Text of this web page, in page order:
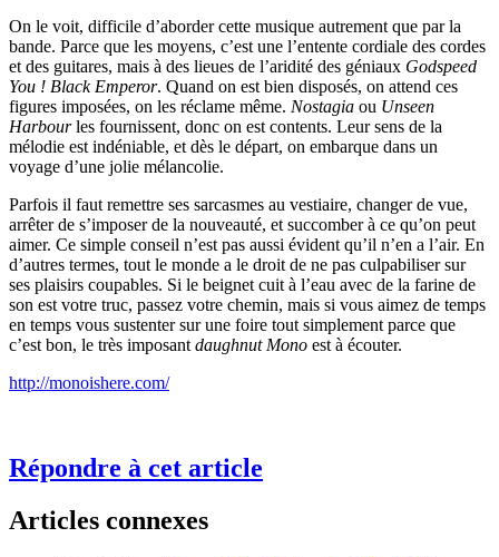
On le voit, difficile d’aborder cette musique autrement que par la
bande. Parce que les moyens, c’est une l’entente cordiale des cordes
et des guitares, mais à des lieues de l’aridité des géniaux Godspeed
You ! Black Emperor. Quand on est bien disposés, on attend ces
figures imposées, on les réclame même. Nostagia ou Unseen
Harbourles fournissent, donc on est contents. Leur sens de la
mélodie est indéniable, et dès le départ, on embarque dans un
voyage d’une jolie mélancolie.
Parfois il faut remettre ses sarcasmes au vestiaire, changer de vue,
arrêter de s’imposer de la nouveauté, et succomber à ce qu’on peut
aimer. Ce simple conseil n’est pas aussi évident qu’il n’en a l’air. En
d’autres termes, tout le monde a le droit de ne pas culpabiliser sur
ses plaisirs coupables. Si le beignet cuit à l’eau avec de la farine de
son est votre truc, passez votre chemin, mais si vous aimez de temps
en temps vous sustenter sur une foire tout simplement parce que
c’est bon, le très imposant daughnut Mono est à écouter.
http://monoishere.com/
Répondre à cet article
Articles connexes